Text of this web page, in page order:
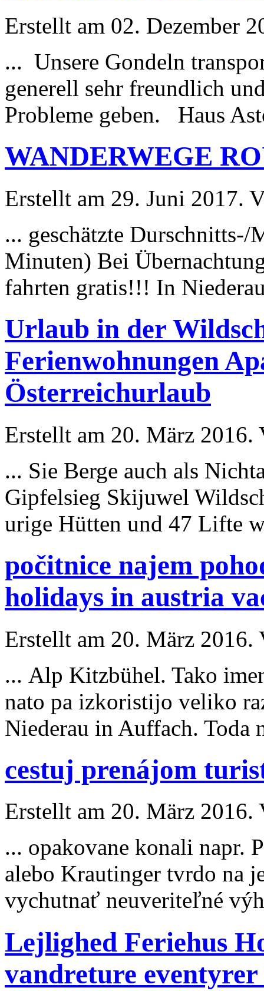
Erstellt am 02. Dezember
... Unsere Gondeln
generell sehr freundlich
Probleme geben. Haus
WANDERWEGE
Erstellt am 29. Juni 2017.
... geschätzte
Minuten) Bei
fahrten gratis!!! In
Urlaub in der
Ferienwohnungen
Österreichurlaub
Erstellt am 20. März
... Sie Berge auch als
Gipfelsieg Skijuwel
urige Hütten und 47 Lifte
počitnice najem
holidays in austria
Erstellt am 20. März
... Alp Kitzbühel. Tako
nato pa izkoristijo veliko
Niederau in Auffach. Toda
cestuj prenájom
Erstellt am 20. März
... opakovane konali napr.
alebo Krautinger tvrdo na
vychutnať neuveriteľné
Lejlighed Feriehus
vandreture